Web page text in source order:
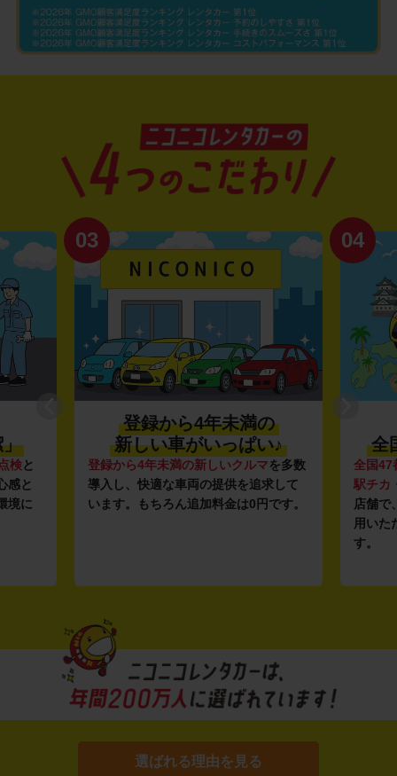
」
検と
感と
境に
03
登録から4年未満の
新しい車がいっぱい♪
登録から4年未満の新しいクルマを多数
導入し、快適な車両の提供を追求して
います。もちろん追加料金は0円です。
04
全
全国47
駅チカ
店舗で
用いた
す。
選ばれる理由を見る